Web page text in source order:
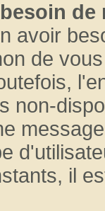
de
avoir
de
non-
il